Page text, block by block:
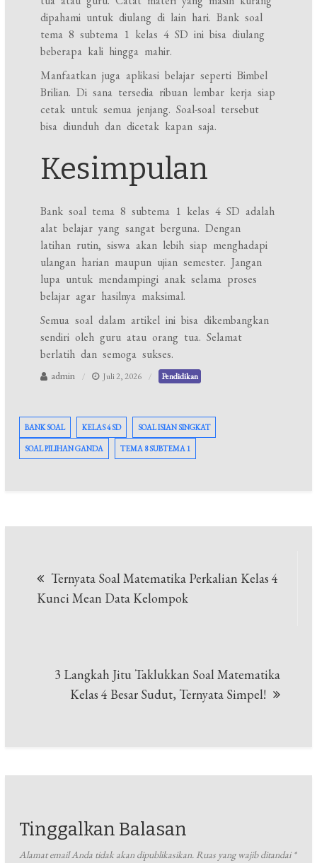
dipahami untuk diulang di lain hari. Bank soal
tema 8 subtema 1 kelas 4 SD ini bisa diulang
beberapa kali hingga mahir.
Manfaatkan juga aplikasi belajar seperti Bimbel
Brilian. Di sana tersedia ribuan lembar kerja siap
cetak untuk semua jenjang. Soal-soal tersebut
bisa diunduh dan dicetak kapan saja.
Kesimpulan
Bank soal tema 8 subtema 1 kelas 4 SD adalah
alat belajar yang sangat berguna. Dengan
latihan rutin, siswa akan lebih siap menghadapi
ulangan harian maupun ujian semester. Jangan
lupa untuk mendampingi anak selama proses
belajar agar hasilnya maksimal.
Semua soal dalam artikel ini bisa dikembangkan
sendiri oleh guru atau orang tua. Selamat
berlatih dan semoga sukses.
admin Juli 2, 2026 Pendidikan
BANK SOAL KELAS 4 SD SOAL ISIAN SINGKAT
SOAL PILIHAN GANDA TEMA 8 SUBTEMA 1
pos
Ternyata Soal Matematika Perkalian Kelas 4
Kunci Mean Data Kelompok
3 Langkah Jitu Taklukkan Soal Matematika
Kelas 4 Besar Sudut, Ternyata Simpel!
Tinggalkan Balasan
Alamat email Anda tidak akan dipublikasikan. Ruas yang wajib ditandai *